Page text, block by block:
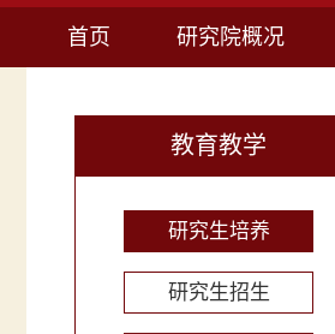
首页 研究院概况
教育教学
研究生培养
研究生招生